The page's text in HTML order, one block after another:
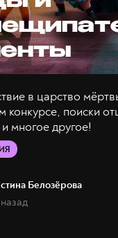
в царство
конкурсе, поиски
многое другое!
Белозёрова